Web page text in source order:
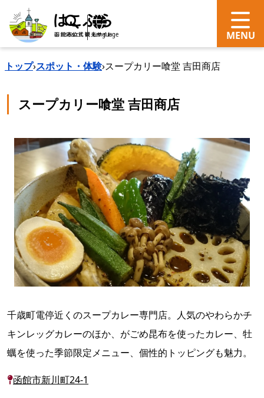
search Language
トップ›スポット・体験›スープカリー喰堂 吉田商店
スープカリー喰堂 吉田商店
千歳町電停近くのスープカレー専門店。人気のやわらかチ
キンレッグカレーのほか、がごめ昆布を使ったカレー、牡
蠣を使った季節限定メニュー、個性的トッピングも魅力。
函館市新川町24-1